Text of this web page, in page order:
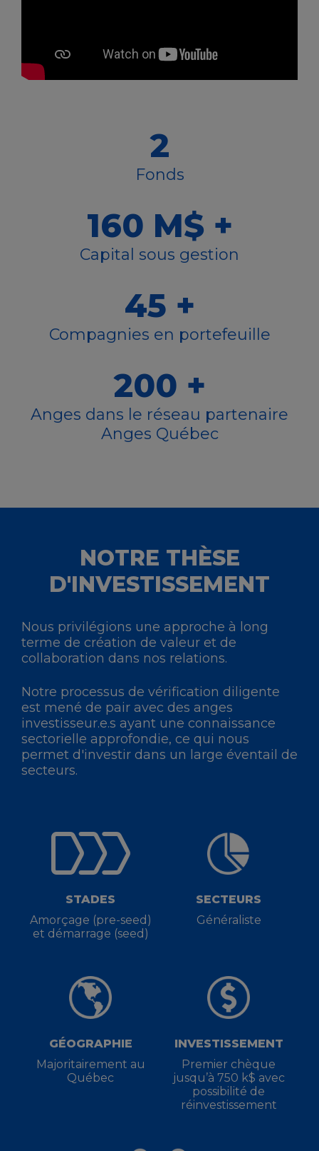
2
Fonds
160 M$ +
Capital sous gestion
45 +
Compagnies en portefeuille
200 +
Anges dans le réseau partenaire
Anges Québec
NOTRE THÈSE
D'INVESTISSEMENT
Nous privilégions une approche à long
terme de création de valeur et de
collaboration dans nos relations.
Notre processus de vérification diligente
est mené de pair avec des anges
investisseur.e.s ayant une connaissance
sectorielle approfondie, ce qui nous
permet d'investir dans un large éventail de
secteurs.
STADES
Amorçage (pre-seed)
et démarrage (seed)
SECTEURS
Généraliste
GÉOGRAPHIE
Majoritairement au
Québec
INVESTISSEMENT
Premier chèque
jusqu’à 750 k$ avec
possibilité de
réinvestissement